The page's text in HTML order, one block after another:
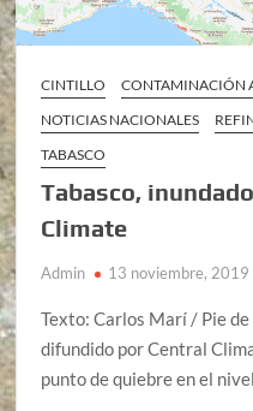
CINTILLO
CONTAMINACIÓN
NOTICIAS NACIONALES
TABASCO
Tabasco,
Climate
Admin 13 noviembre, 2019
Texto: Carlos Marí / Pie
difundido por Central
punto de quiebre en el